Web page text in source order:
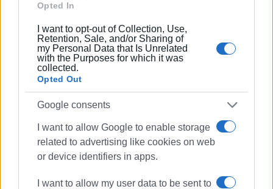
Opted In
I want to opt-out of Collection, Use,
Retention, Sale, and/or Sharing of
my Personal Data that Is Unrelated
with the Purposes for which it was
collected.
Opted Out
Google consents
I want to allow Google to enable storage
related to advertising like cookies on web
or device identifiers in apps.
I want to allow my user data to be sent to
Ακολουθήστε το enimerosi στοFacebook
Συνδρομητές στο e-paper